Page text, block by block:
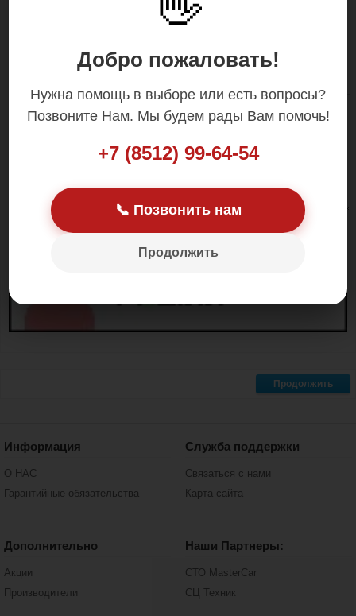
Добро пожаловать!
Нужна помощь в выборе или есть вопросы?
Позвоните Нам. Мы будем рады Вам помочь!
+7 (8512) 99-64-54
📞 Позвонить нам
Продолжить
Ваш вопрос:
Введите код, указанный на картинке:
Информация
О НАС
Гарантийные обязательства
Служба поддержки
Связаться с нами
Карта сайта
Дополнительно
Акции
Производители
Наши Партнеры:
СТО MasterCar
СЦ Техник